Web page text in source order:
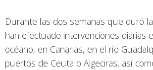
Durante las dos semanas que duró
han efectuado intervenciones diarias
océano, en Canarias, en el río
puertos de Ceuta o Algeciras, así